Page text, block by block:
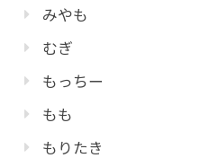
みやも
むぎ
もっちー
もも
もりたき